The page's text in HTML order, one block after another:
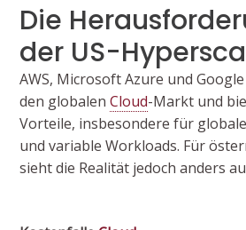
Die
der US-
AWS, Microsoft Azure und
den globalenCloud-Markt und
Vorteile, insbesondere für
und variable Workloads. Für
sieht die Realität jedoch anders